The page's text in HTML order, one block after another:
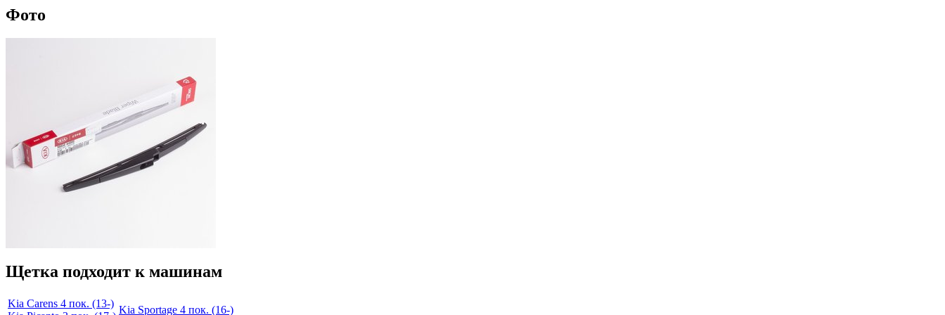
Фото
Щетка подходит к машинам
Kia Carens 4 пок. (13-)
Kia Sportage 4 пок. (16-)